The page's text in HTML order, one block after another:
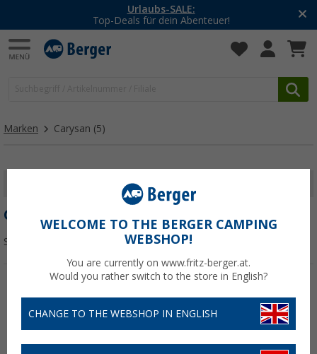
Urlaubs-SALE:
Top-Deals für dein Abenteuer!
Marken Carysan (5)
FILTER ANZEIGEN
CARYSAN
Sortieren:
WELCOME TO THE BERGER CAMPING
WEBSHOP!
You are currently on www.fritz-berger.at.
Would you rather switch to the store in English?
CHANGE TO THE WEBSHOP IN ENGLISH